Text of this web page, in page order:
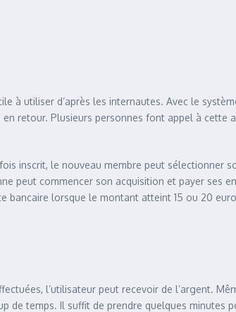
à utiliser d’après les internautes. Avec le
retour. Plusieurs personnes font appel à cette
inscrit, le nouveau membre peut sélectionner
peut commencer son acquisition et payer ses
bancaire lorsque le montant atteint 15 ou 20
l’utilisateur peut recevoir de l’argent.
temps. Il suffit de prendre quelques minutes